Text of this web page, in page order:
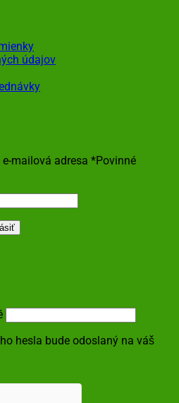
údajov
mailová adresa *Povinné
hesla bude odoslaný na váš